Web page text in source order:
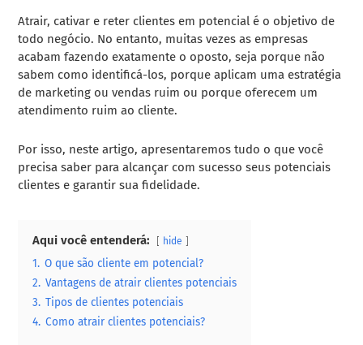
Atrair, cativar e reter clientes em potencial é o objetivo de
todo negócio. No entanto, muitas vezes as empresas
acabam fazendo exatamente o oposto, seja porque não
sabem como identificá-los, porque aplicam uma estratégia
de marketing ou vendas ruim ou porque oferecem um
atendimento ruim ao cliente.
Por isso, neste artigo, apresentaremos tudo o que você
precisa saber para alcançar com sucesso seus potenciais
clientes e garantir sua fidelidade.
Aqui você entenderá: hide
1. O que são cliente em potencial?
2. Vantagens de atrair clientes potenciais
3. Tipos de clientes potenciais
4. Como atrair clientes potenciais?